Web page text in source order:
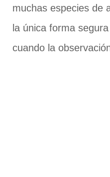
muchas especies de
la única forma
cuando la